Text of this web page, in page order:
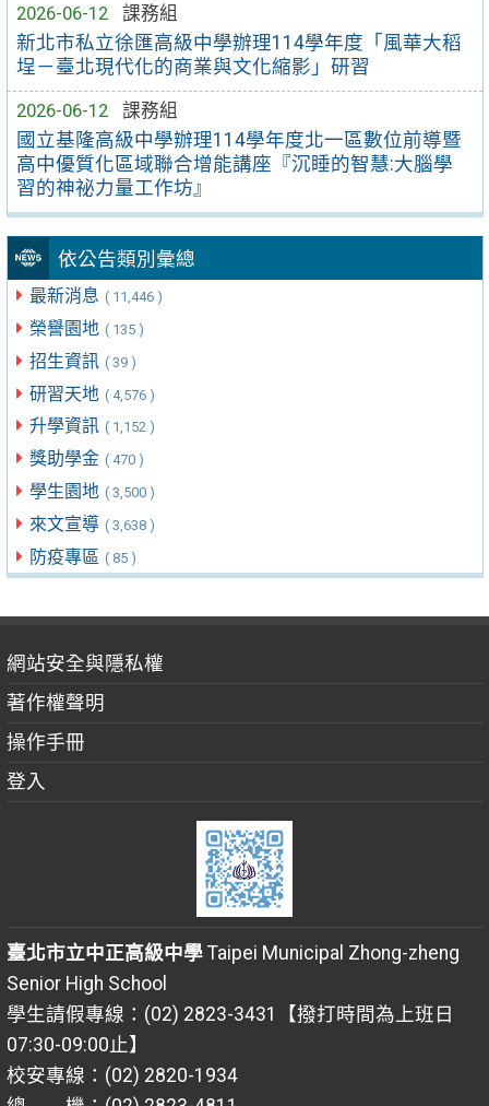
2026-06-12
課務組
新北市私立徐匯高級中學辦理114學年度「風華大稻
埕－臺北現代化的商業與文化縮影」研習
2026-06-12
課務組
國立基隆高級中學辦理114學年度北一區數位前導暨
高中優質化區域聯合增能講座『沉睡的智慧:大腦學
習的神祕力量工作坊』
依公告類別彙總
最新消息 ( 11,446 )
榮譽園地 ( 135 )
招生資訊 ( 39 )
研習天地 ( 4,576 )
升學資訊 ( 1,152 )
獎助學金 ( 470 )
學生園地 ( 3,500 )
來文宣導 ( 3,638 )
防疫專區 ( 85 )
網站安全與隱私權
著作權聲明
操作手冊
登入
臺北市立中正高級中學Taipei Municipal Zhong-zheng
Senior High School
學生請假專線：(02) 2823-3431【撥打時間為上班日
07:30-09:00止】
校安專線：(02) 2820-1934